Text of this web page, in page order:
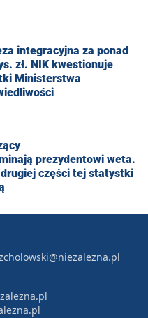
integracyjna za ponad
zł. NIK kwestionuje
Ministerstwa
prezydentowi weta.
części tej statystki